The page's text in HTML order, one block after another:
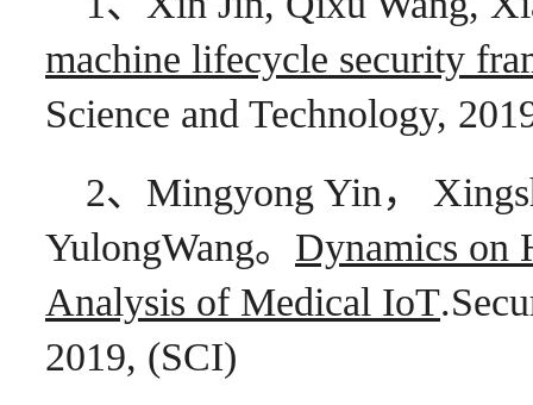
machine lifecycle security
Science and Technology,
2、Mingyong Yin，
YulongWang。 Dynamics on
Analysis of Medical IoT
2019, (SCI)